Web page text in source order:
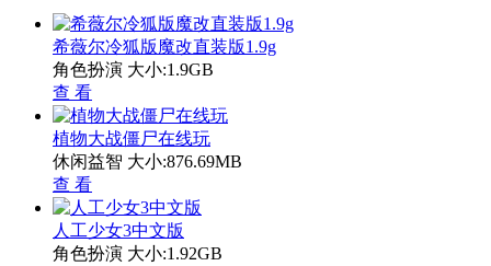
希薇尔冷狐版魔改直装版1.9g
角色扮演 大小:1.9GB
查 看
植物大战僵尸在线玩
休闲益智 大小:876.69MB
查 看
人工少女3中文版
角色扮演 大小:1.92GB